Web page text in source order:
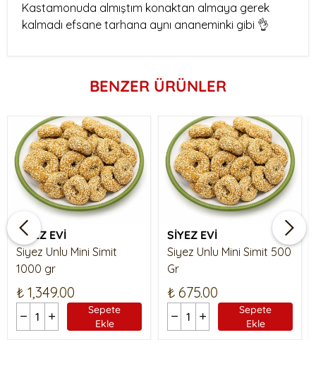
Kastamonuda almıştım konaktan almaya gerek
kalmadı efsane tarhana aynı ananeminki gibi 👌
BENZER ÜRÜNLER
SİYEZ EVİ
Siyez Unlu Mini Simit
1000 gr
₺ 1,349.00
Sepete
Ekle
SİYEZ EVİ
Siyez Unlu Mini Simit 500
Gr
₺ 675.00
Sepete
Ekle